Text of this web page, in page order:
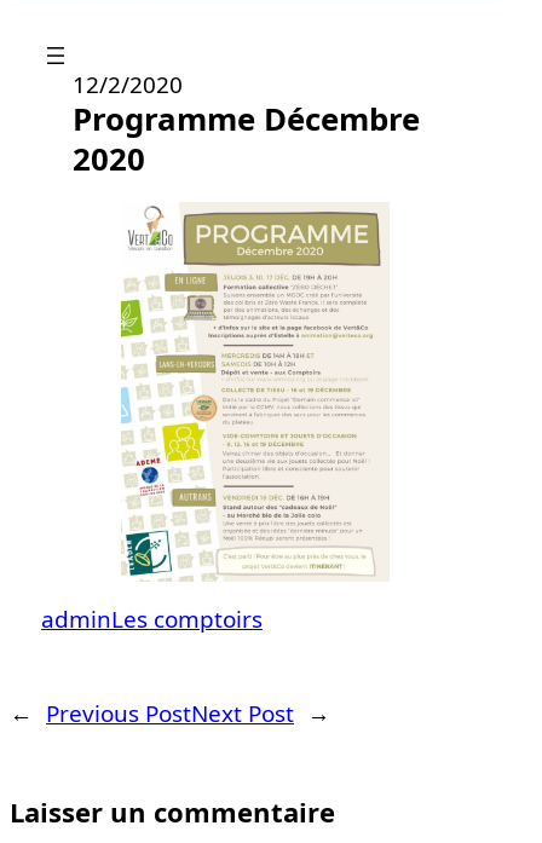
12/2/2020
Programme Décembre
2020
adminLes comptoirs
← Previous PostNext Post →
Laisser un commentaire